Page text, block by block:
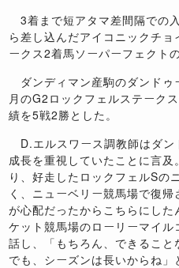
3着まで短アタマ差間隔での
ら差し込んだアイコニックチ
ークス2着馬ソーパーフェクト
ダンディマン産駒のダンドゥ
月のG2ロックフェルステーク
績を5戦2勝とした。
D.エルスワース調教師はダン
成長を重視していたことに言
り、好走したロックフェルSの
く、ニューベリー競馬場で復
が心配だったからこちらにし
ケット競馬場のローリーマイ
話し、「もちろん、できること
でも、シーズンは長いからね」